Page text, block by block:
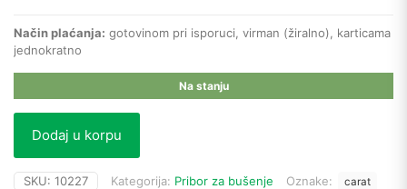
Način plaćanja: gotovinom pri isporuci, virman (žiralno), karticama
jednokratno
Na stanju
Dodaj u korpu
SKU: 10227 Kategorija: Pribor za bušenje Oznake:
carat